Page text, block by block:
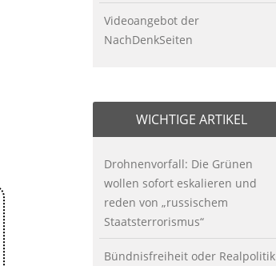
Videoangebot der
NachDenkSeiten
WICHTIGE ARTIKEL
Drohnenvorfall: Die Grünen
wollen sofort eskalieren und
reden von „russischem
Staatsterrorismus“
Bündnisfreiheit oder Realpolitik